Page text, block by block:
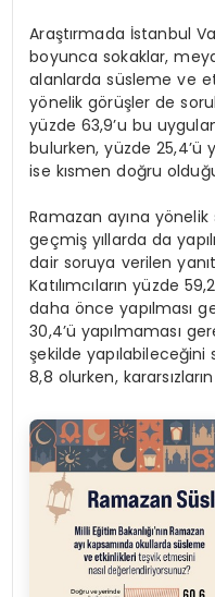
Araştırmada İstanbul
boyunca sokaklar,
alanlarda süsleme ve
yönelik görüşler de
yüzde 63,9’u bu
bulurken, yüzde 25,4’ü
ise kısmen doğru
Ramazan ayına
geçmiş yıllarda da
dair soruya verilen
Katılımcıların yüzde
daha önce yapılması
30,4’ü yapılmaması
şekilde yapılabileceğini
8,8 olurken,